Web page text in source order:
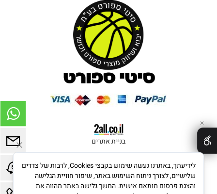
בניית אתרים
✕
לידיעתך, באתרנו נעשה שימוש בקבצי Cookies, לרבות של צדדים
שלישיים, לצורך ניתוח השימוש באתר, שיפור חוויית הגלישה
והצגת פרסום מותאם אישית. המשך גלישה באתר מהווה את